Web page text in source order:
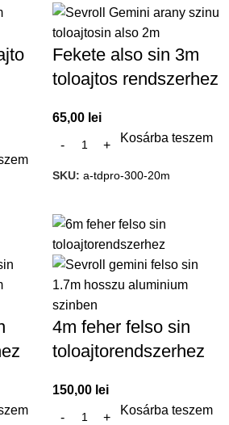
Fekete also sin 3m
toloajtos rendszerhez
65,00 lei
Kosárba teszem
SKU: a-tdpro-300-20m
4m feher felso sin
toloajtorendszerhez
150,00 lei
Kosárba teszem